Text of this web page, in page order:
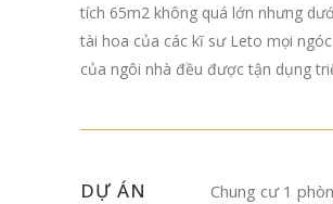
tích 65m2 không quá lớn nhưng
tài hoa của các kĩ sư Leto mọi
của ngôi nhà đều được tận dụng
DỰ ÁN Chung cư 1